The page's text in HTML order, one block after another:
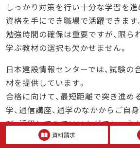
しっかり対策を行い十分な学習を進
資格を手にでき職場で活躍できます
勉強時間の確保は重要ですが、限ら
学ぶ教材の選択も欠かせません。
日本建設情報センターでは、試験の
材を提供しています。
合格に向けて、最短距離で突き進め
学、通信講座、通学のなかからご自
び、活用してみてはいかがでしょう
資料請求